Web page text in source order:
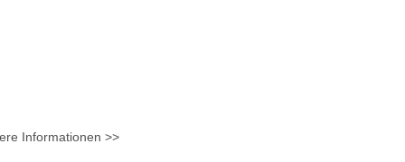
Informationen >>